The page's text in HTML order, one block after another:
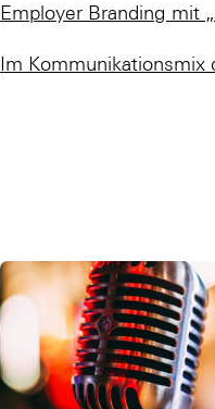
Employer Branding mit
Im Kommunikationsmix